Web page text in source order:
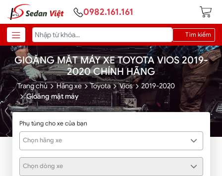
0982.161.161
Tìm kiếm
GIOĂNG MẶT MÁY XE TOYOTA VIOS 2019-
2020 CHÍNH HÃNG
Trang chủ Hãng xe Toyota Vios
2019-2020
Gioăng mặt máy
Phụ tùng cho xe của bạn
Chọn hãng xe
Chọn dòng xe